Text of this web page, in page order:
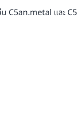
C5an.metal และ